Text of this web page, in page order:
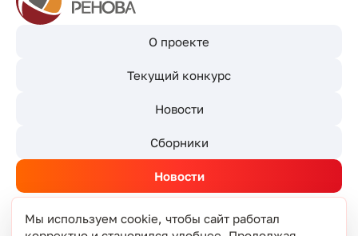
О проекте
Текущий конкурс
Новости
Сборники
Новости
Мы используем cookie, чтобы сайт работал